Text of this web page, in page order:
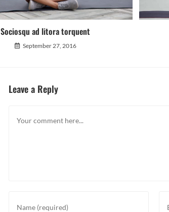
Sociosqu ad litora torquent
September 27, 2016
Leave a Reply